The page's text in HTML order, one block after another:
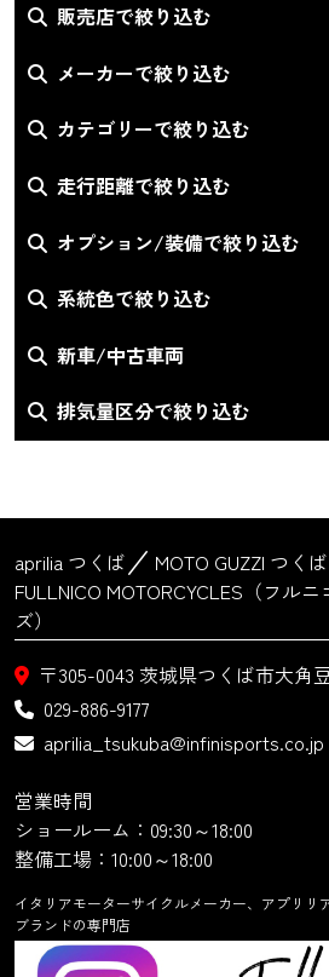
販売店で絞り込む
メーカーで絞り込む
カテゴリーで絞り込む
走行距離で絞り込む
オプション/装備で絞り込む
系統色で絞り込む
新車/中古車両
排気量区分で絞り込む
aprilia つくば MOTO GUZZI つくば
FULLNICO MOTORCYCLES（フル
ズ）
〒305-0043 茨城県つくば市大角
029-886-9177
aprilia_tsukuba@infinisports.co.jp
営業時間
ショールーム：09:30～18:00
整備工場：10:00～18:00
イタリアモーターサイクルメーカー、アプリ
ブランドの専門店